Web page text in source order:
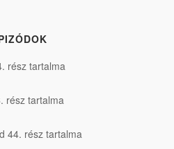
rész tartalma
rész tartalma
44. rész tartalma